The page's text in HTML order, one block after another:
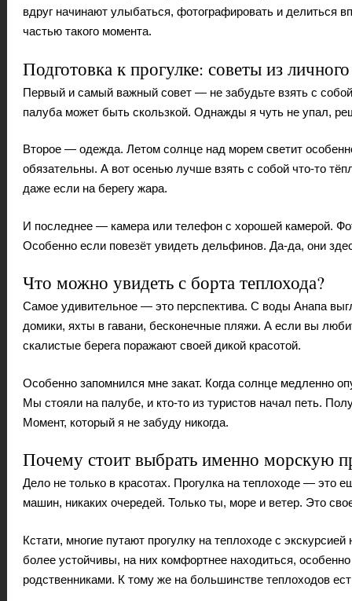
вдруг начинают улыбаться, фотографировать и делиться
частью такого момента.
Подготовка к прогулке: советы из
Первый и самый важный совет — не забудьте взять с
палуба может быть скользкой. Однажды я чуть не упал,
Второе — одежда. Летом солнце над морем светит
обязательны. А вот осенью лучше взять с собой что-то
даже если на берегу жара.
И последнее — камера или телефон с хорошей камерой.
Особенно если повезёт увидеть дельфинов. Да-да, они
Что можно увидеть с борта теплохода?
Самое удивительное — это перспектива. С воды Анапа
домики, яхты в гавани, бесконечные пляжи. А если вы
скалистые берега поражают своей дикой красотой.
Особенно запомнился мне закат. Когда солнце медленно
Мы стояли на палубе, и кто-то из туристов начал петь.
Момент, который я не забуду никогда.
Почему стоит выбрать именно морскую
Дело не только в красотах. Прогулка на теплоходе — это
машин, никаких очередей. Только ты, море и ветер. Это
Кстати, многие путают прогулку на теплоходе с
более устойчивы, на них комфортнее находиться,
родственниками. К тому же на большинстве теплоходов